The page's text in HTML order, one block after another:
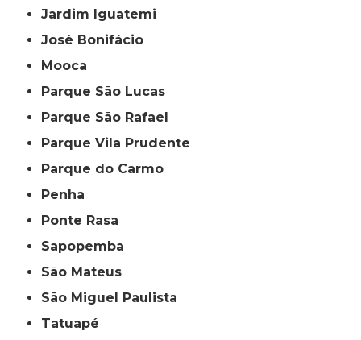
Jardim Iguatemi
José Bonifácio
Mooca
Parque São Lucas
Parque São Rafael
Parque Vila Prudente
Parque do Carmo
Penha
Ponte Rasa
Sapopemba
São Mateus
São Miguel Paulista
Tatuapé